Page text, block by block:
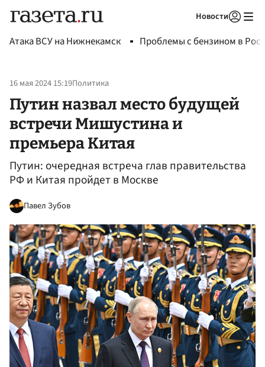
Новости
Атака ВСУ на Нижнекамск Проблемы с бензином в
16 мая 2024 15:19Политика
Путин назвал место будущей
встречи Мишустина и
премьера Китая
Путин: очередная встреча глав правительства
РФ и Китая пройдет в Москве
Павел Зубов